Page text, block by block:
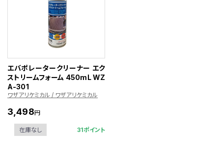
エバポレータークリーナー エク
ストリームフォーム 450mL WZ
A-301
ワザアリケミカル / ワザアリケミカル
3,498円
在庫なし 31ポイント